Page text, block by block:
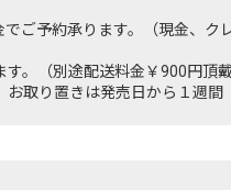
ご予約承ります。（現金、ク
。（別途配送料金￥900円頂戴
取り置きは発売日から１週間